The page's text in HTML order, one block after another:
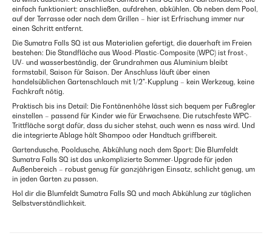
einfach funktioniert: anschließen, aufdrehen, abkühlen. Ob neben dem Pool,
auf der Terrasse oder nach dem Grillen – hier ist Erfrischung immer nur
einen Schritt entfernt.
Die Sumatra Falls SQ ist aus Materialien gefertigt, die dauerhaft im Freien
bestehen: Die Standfläche aus Wood-Plastic-Composite (WPC) ist frost-,
UV- und wasserbeständig, der Grundrahmen aus Aluminium bleibt
formstabil, Saison für Saison. Der Anschluss läuft über einen
handelsüblichen Gartenschlauch mit 1/2"-Kupplung – kein Werkzeug, keine
Fachkraft nötig.
Praktisch bis ins Detail: Die Fontänenhöhe lässt sich bequem per Fußregler
einstellen – passend für Kinder wie für Erwachsene. Die rutschfeste WPC-
Trittfläche sorgt dafür, dass du sicher stehst, auch wenn es nass wird. Und
die integrierte Ablage hält Shampoo oder Handtuch griffbereit.
Gartendusche, Pooldusche, Abkühlung nach dem Sport: Die Blumfeldt
Sumatra Falls SQ ist das unkomplizierte Sommer-Upgrade für jeden
Außenbereich – robust genug für ganzjährigen Einsatz, schlicht genug, um
in jeden Garten zu passen.
Hol dir die Blumfeldt Sumatra Falls SQ und mach Abkühlung zur täglichen
Selbstverständlichkeit.